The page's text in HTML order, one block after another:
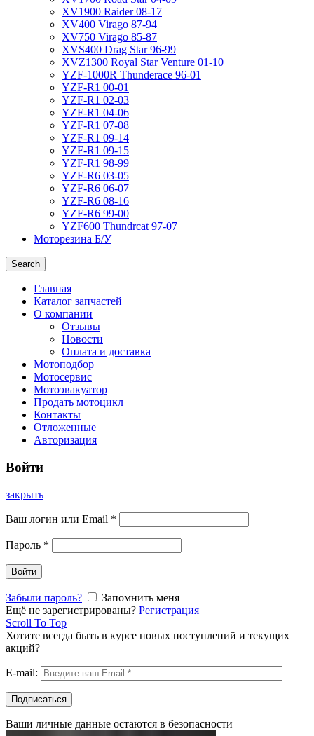
XV1900 Raider 08-17
XV400 Virago 87-94
XV750 Virago 85-87
XVS400 Drag Star 96-99
XVZ1300 Royal Star Venture 01-10
YZF-1000R Thunderace 96-01
YZF-R1 00-01
YZF-R1 02-03
YZF-R1 04-06
YZF-R1 07-08
YZF-R1 09-14
YZF-R1 09-15
YZF-R1 98-99
YZF-R6 03-05
YZF-R6 06-07
YZF-R6 08-16
YZF-R6 99-00
YZF600 Thundrcat 97-07
Моторезина Б/У
Search
Главная
Каталог запчастей
О компании
Отзывы
Новости
Оплата и доставка
Мотоподбор
Мотосервис
Мотоэвакуатор
Продать мотоцикл
Контакты
Отложенные
Авторизация
Войти
закрыть
Ваш логин или Email *
Пароль *
Войти
Забыли пароль?
Запомнить меня
Ещё не зарегистрированы? Регистрация
Scroll To Top
Хотите всегда быть в курсе новых поступлений и текущих
акций?
E-mail:
Ваши личные данные остаются в безопасности